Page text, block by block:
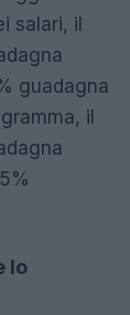
salari, il
guadagna
il
lo